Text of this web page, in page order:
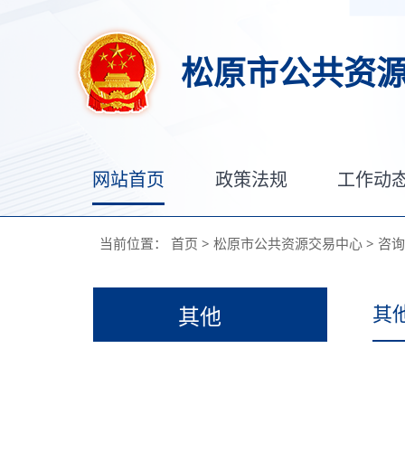
松原市公共资
网站首页 政策法规 工作动
当前位置： 首页 > 松原市公共资源交易中心 > 咨
其他 其